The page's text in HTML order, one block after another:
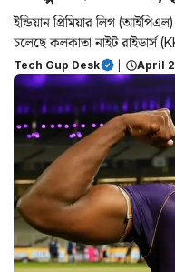
ইন্ডিয়ান প্রিমিয়ার লিগ
চলেছে কলকাতা নাইট রাইডার্স
Tech Gup Desk April